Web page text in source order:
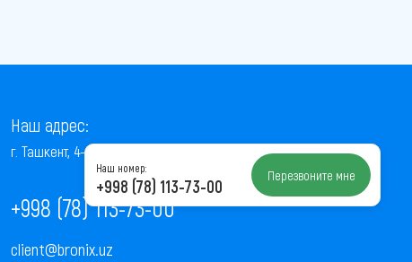
Наш адрес:
г. Ташкент, 4-й проезд Ниёзбек Йули, 7
+998 (78) 113-73-00
client@bronix.uz
Наш номер:
+998 (78) 113-73-00 Перезвоните мне